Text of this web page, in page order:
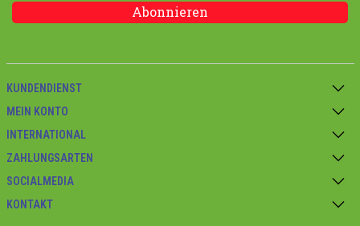
Abonnieren
KUNDENDIENST
MEIN KONTO
INTERNATIONAL
ZAHLUNGSARTEN
SOCIALMEDIA
KONTAKT